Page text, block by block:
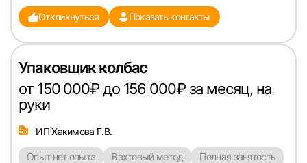
Откликнуться Показать контакты
Упаковшик колбас
от 150 000₽ до 156 000₽ за месяц, на
руки
ИП Хакимова Г.В.
Опыт нет опыта Вахтовый метод Полная занятость